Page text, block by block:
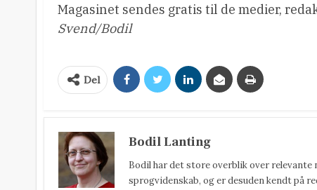
Magasinet sendes gratis til de medier,
Svend/Bodil
Del
Bodil Lanting
Bodil har det store overblik over relevante
sprogvidenskab, og er desuden kendt på